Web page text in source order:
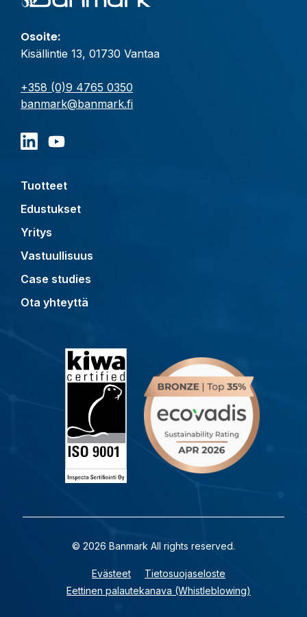
Osoite:
Kisällintie 13, 01730 Vantaa
+358 (0)9 4765 0350
banmark@banmark.fi
Tuotteet
Edustukset
Yritys
Vastuullisuus
Case studies
Ota yhteyttä
© 2026 Banmark All rights reserved.
Evästeet
Tietosuojaseloste
Eettinen palautekanava (Whistleblowing)